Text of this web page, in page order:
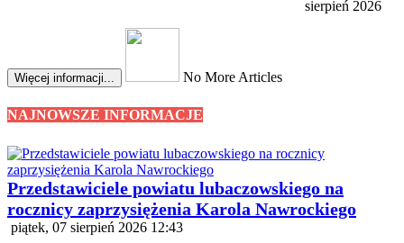
sierpień 2026
Więcej informacji... No More Articles
NAJNOWSZE INFORMACJE
Przedstawiciele powiatu lubaczowskiego na
rocznicy zaprzysiężenia Karola Nawrockiego
piątek, 07 sierpień 2026 12:43